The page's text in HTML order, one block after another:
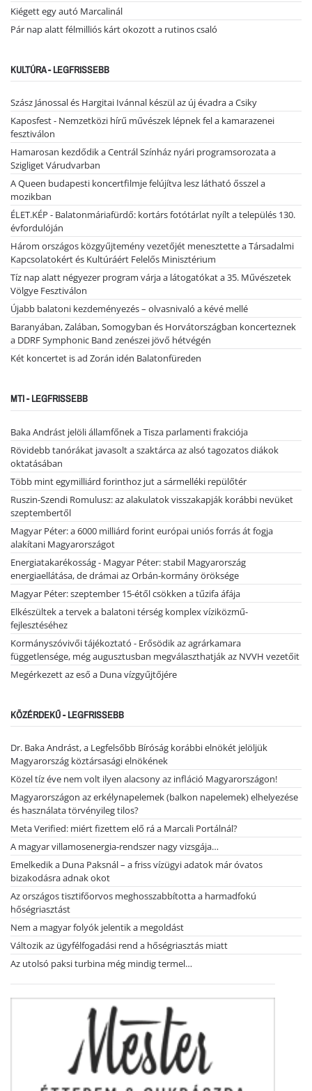
Kiégett egy autó Marcalinál
Pár nap alatt félmilliós kárt okozott a rutinos csaló
KULTÚRA - LEGFRISSEBB
Szász Jánossal és Hargitai Ivánnal készül az új évadra a Csiky
Kaposfest - Nemzetközi hírű művészek lépnek fel a kamarazenei
fesztiválon
Hamarosan kezdődik a Centrál Színház nyári programsorozata a
Szigliget Várudvarban
A Queen budapesti koncertfilmje felújítva lesz látható ősszel a
mozikban
ÉLET.KÉP - Balatonmáriafürdő: kortárs fotótárlat nyílt a település 130.
évfordulóján
Három országos közgyűjtemény vezetőjét menesztette a Társadalmi
Kapcsolatokért és Kultúráért Felelős Minisztérium
Tíz nap alatt négyezer program várja a látogatókat a 35. Művészetek
Völgye Fesztiválon
Újabb balatoni kezdeményezés – olvasnivaló a kévé mellé
Baranyában, Zalában, Somogyban és Horvátországban koncerteznek
a DDRF Symphonic Band zenészei jövő hétvégén
Két koncertet is ad Zorán idén Balatonfüreden
MTI - LEGFRISSEBB
Baka Andrást jelöli államfőnek a Tisza parlamenti frakciója
Rövidebb tanórákat javasolt a szaktárca az alsó tagozatos diákok
oktatásában
Több mint egymilliárd forinthoz jut a sármelléki repülőtér
Ruszin-Szendi Romulusz: az alakulatok visszakapják korábbi nevüket
szeptembertől
Magyar Péter: a 6000 milliárd forint európai uniós forrás át fogja
alakítani Magyarországot
Energiatakarékosság - Magyar Péter: stabil Magyarország
energiaellátása, de drámai az Orbán-kormány öröksége
Magyar Péter: szeptember 15-étől csökken a tűzifa áfája
Elkészültek a tervek a balatoni térség komplex víziközmű-
fejlesztéséhez
Kormányszóvivői tájékoztató - Erősödik az agrárkamara
függetlensége, még augusztusban megválaszthatják az NVVH vezetőit
Megérkezett az eső a Duna vízgyűjtőjére
KÖZÉRDEKŰ - LEGFRISSEBB
Dr. Baka Andrást, a Legfelsőbb Bíróság korábbi elnökét jelöljük
Magyarország köztársasági elnökének
Közel tíz éve nem volt ilyen alacsony az infláció Magyarországon!
Magyarországon az erkélynapelemek (balkon napelemek) elhelyezése
és használata törvényileg tilos?
Meta Verified: miért fizettem elő rá a Marcali Portálnál?
A magyar villamosenergia-rendszer nagy vizsgája…
Emelkedik a Duna Paksnál – a friss vízügyi adatok már óvatos
bizakodásra adnak okot
Az országos tisztifőorvos meghosszabbította a harmadfokú
hőségriasztást
Nem a magyar folyók jelentik a megoldást
Változik az ügyfélfogadási rend a hőségriasztás miatt
Az utolsó paksi turbina még mindig termel…